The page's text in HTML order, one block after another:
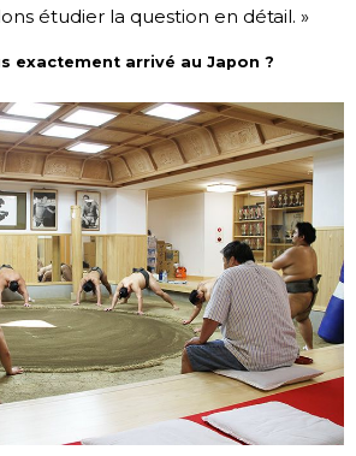
étudier la question en détail. »
exactement arrivé au Japon ?